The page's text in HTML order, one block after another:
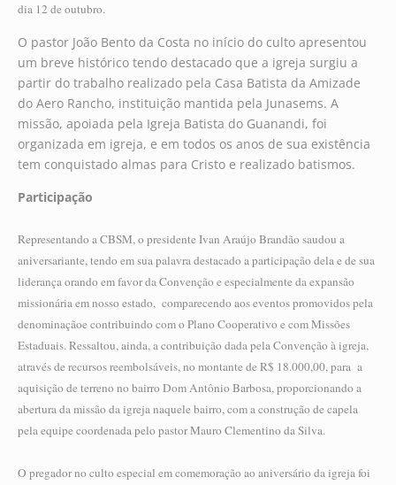
dia 12 de outubro.
O pastor João Bento da Costa no início do culto apresentou
um breve histórico tendo destacado que a igreja surgiu a
partir do trabalho realizado pela Casa Batista da Amizade
do Aero Rancho, instituição mantida pela Junasems. A
missão, apoiada pela Igreja Batista do Guanandi, foi
organizada em igreja, e em todos os anos de sua existência
tem conquistado almas para Cristo e realizado batismos.
Participação
Representando a CBSM, o presidente Ivan Araújo Brandão saudou a
aniversariante, tendo em sua palavra destacado a participação dela e de sua
liderança orando em favor da Convenção e especialmente da expansão
missionária em nosso estado, comparecendo aos eventos promovidos pela
denominaçãoe contribuindo com o Plano Cooperativo e com Missões
Estaduais. Ressaltou, ainda, a contribuição dada pela Convenção à igreja,
através de recursos reembolsáveis, no montante de R$ 18.000,00, para a
aquisição de terreno no bairro Dom Antônio Barbosa, proporcionando a
abertura da missão da igreja naquele bairro, com a construção de capela
pela equipe coordenada pelo pastor Mauro Clementino da Silva.
O pregador no culto especial em comemoração ao aniversário da igreja foi